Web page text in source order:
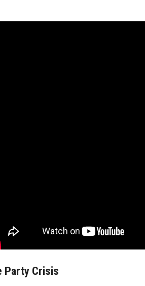
Party Crisis